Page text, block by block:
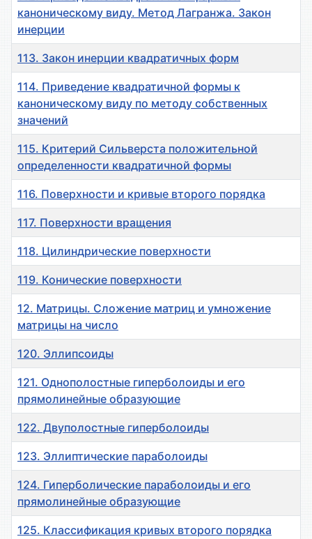
каноническому виду. Метод Лагранжа. Закон
инерции
113. Закон инерции квадратичных форм
114. Приведение квадратичной формы к
каноническому виду по методу собственных
значений
115. Критерий Сильверста положительной
определенности квадратичной формы
116. Поверхности и кривые второго порядка
117. Поверхности вращения
118. Цилиндрические поверхности
119. Конические поверхности
12. Матрицы. Сложение матриц и умножение
матрицы на число
120. Эллипсоиды
121. Однополостные гиперболоиды и его
прямолинейные образующие
122. Двуполостные гиперболоиды
123. Эллиптические параболоиды
124. Гиперболические параболоиды и его
прямолинейные образующие
125. Классификация кривых второго порядка